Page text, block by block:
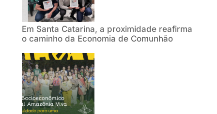
Em Santa Catarina, a proximidade reafirma
o caminho da Economia de Comunhão